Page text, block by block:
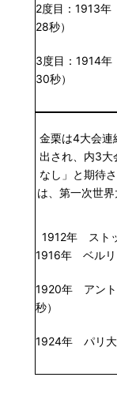
2度目：1913
28秒）
3度目：1914
30秒）
金栗は4大会連
出され、内3大
なし」と期待
は、第一次世
1912年 スト
1916年 ベルリ
1920年 アン
秒）
1924年 パ